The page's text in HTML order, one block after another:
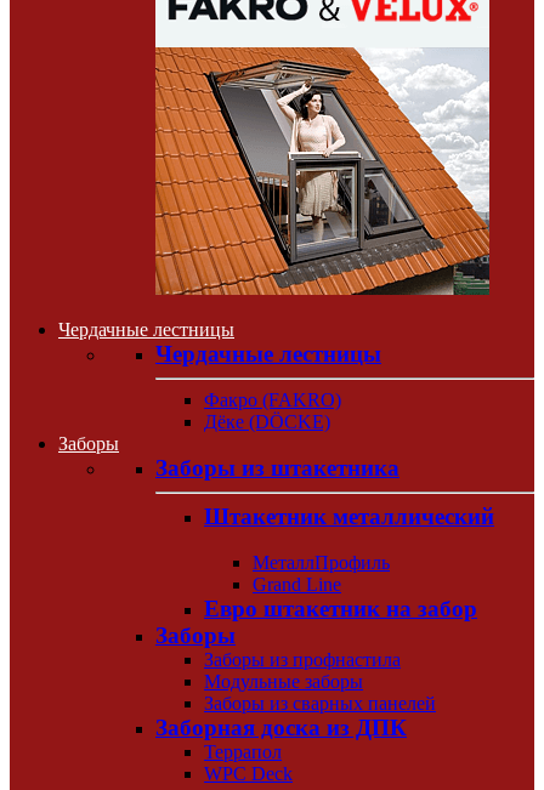
Чердачные лестницы
Чердачные лестницы
Факро (FAKRO)
Дёке (DÖCKE)
Заборы
Заборы из штакетника
Штакетник металлический
МеталлПрофиль
Grand Line
Евро штакетник на забор
Заборы
Заборы из профнастила
Модульные заборы
Заборы из сварных панелей
Заборная доска из ДПК
Террапол
WPC Deck